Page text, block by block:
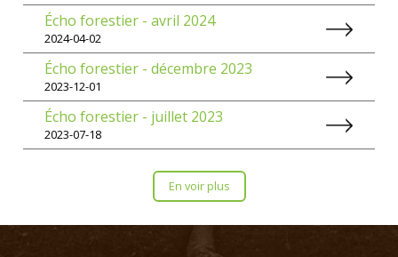
Écho forestier - avril 2024
2024-04-02
Écho forestier - décembre 2023
2023-12-01
Écho forestier - juillet 2023
2023-07-18
En voir plus